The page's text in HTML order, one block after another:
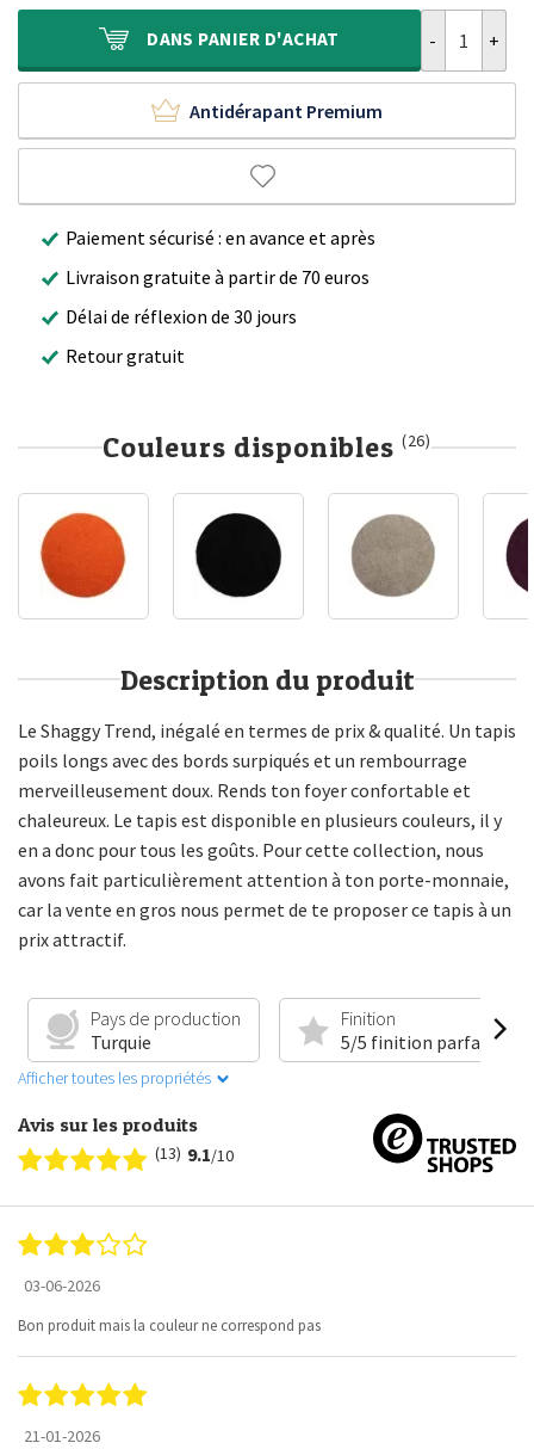
240,00 €.
149,95 €.
DANS PANIER D'ACHAT
Antidérapant Premium
Paiement sécurisé : en avance et après
Livraison gratuite à partir de 70 euros
Délai de réflexion de 30 jours
Retour gratuit
Couleurs disponibles (26)
Description du produit
Le Shaggy Trend, inégalé en termes de prix & qualité. Un tapis
poils longs avec des bords surpiqués et un rembourrage
merveilleusement doux. Rends ton foyer confortable et
chaleureux. Le tapis est disponible en plusieurs couleurs, il y
en a donc pour tous les goûts. Pour cette collection, nous
avons fait particulièrement attention à ton porte-monnaie,
car la vente en gros nous permet de te proposer ce tapis à un
prix attractif.
Pays de production
Turquie
Finition
5/5 finition parfaite
Afficher toutes les propriétés
Avis sur les produits
(13) 9.1/10
03-06-2026
Bon produit mais la couleur ne correspond pas
21-01-2026